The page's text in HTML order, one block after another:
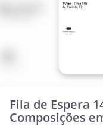
Fila de Espera
Composições